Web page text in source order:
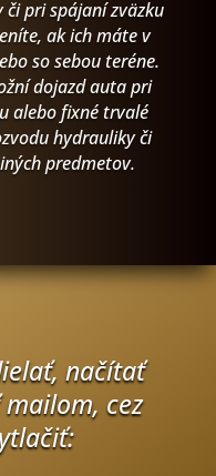
pri spájaní zväzku
ak ich máte v
so sebou teréne.
dojazd auta pri
alebo fixné trvalé
hydrauliky či
predmetov.
načítať
mailom, cez